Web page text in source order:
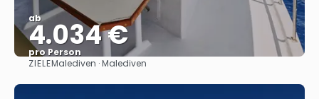
ab
4.034 €
pro Person
Sehen
ZIELEMalediven · Malediven